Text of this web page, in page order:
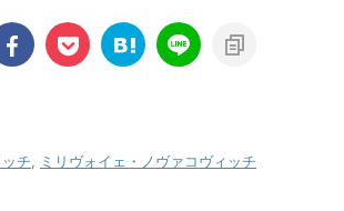
チ ミリヴォイェ・ノヴァコヴィッチ